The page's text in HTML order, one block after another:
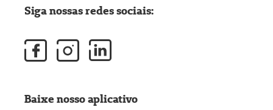
Siga nossas redes sociais:
Baixe nosso aplicativo